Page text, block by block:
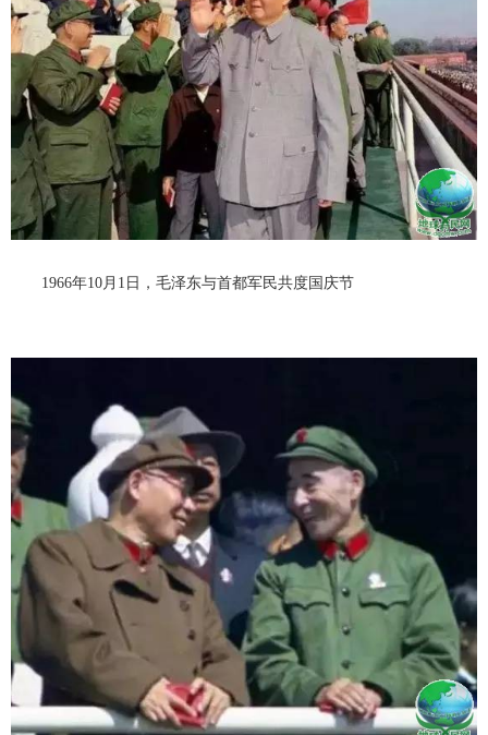
1966年10月1日，毛泽东与首都军民共度国庆节